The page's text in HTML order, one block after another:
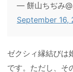
— 餅山ちぢみ
September 16,
ゼクシィ縁結びは
です。ただし、そ